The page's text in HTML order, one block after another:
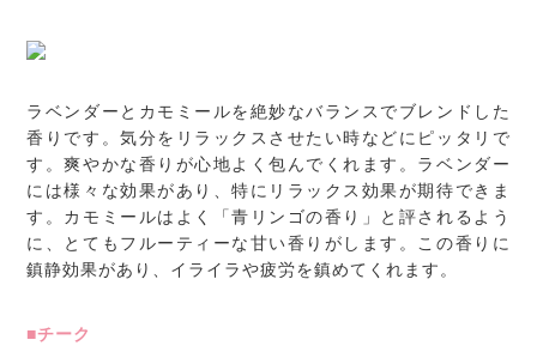
ラベンダーとカモミールを絶妙なバランスでブレンドした
香りです。気分をリラックスさせたい時などにピッタリで
す。爽やかな香りが心地よく包んでくれます。ラベンダー
には様々な効果があり、特にリラックス効果が期待できま
す。カモミールはよく「青リンゴの香り」と評されるよう
に、とてもフルーティーな甘い香りがします。この香りに
鎮静効果があり、イライラや疲労を鎮めてくれます。
■チーク